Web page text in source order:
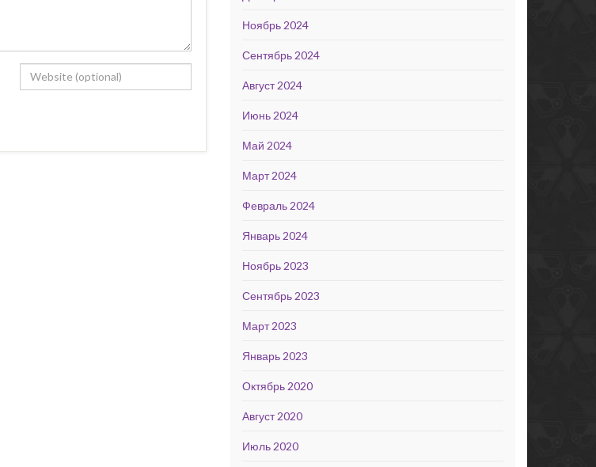
Ноябрь 2024
Сентябрь 2024
Август 2024
Июнь 2024
Май 2024
Март 2024
Февраль 2024
Январь 2024
Ноябрь 2023
Сентябрь 2023
Март 2023
Январь 2023
Октябрь 2020
Август 2020
Июль 2020